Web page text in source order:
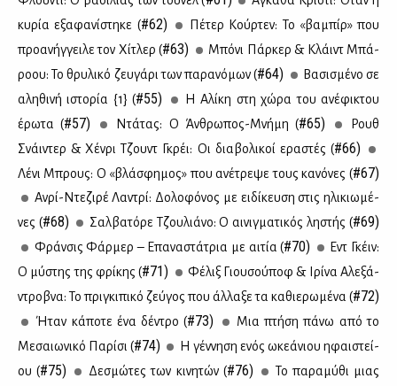
κυ­ρία εξα­φα­νί­στη­κε (#62)
Πέ­τερ Κούρ­τεν: Το «βα­μπίρ» που
προ­α­νήγ­γει­λε τον Χί­τλερ (#63)
Μπό­νι Πάρ­κερ & Κλάιντ Μπά­
ρο­ου: Το θρυ­λι­κό ζευ­γά­ρι των πα­ρα­νό­μων (#64)
Βα­σι­σμέ­νο σε
αλη­θι­νή ιστο­ρία {1} (#55)
Η Αλί­κη στη χώ­ρα του ανέ­φι­κτου
έρω­τα (#57) Ντά­τας: Ο Άν­θρω­πος-Μνή­μη (#65)
Ρουθ
Σνάι­ντερ & Χέν­ρι Τζουντ Γκρέι: Οι δια­βο­λι­κοί ερα­στές (#66)
Λέ­νι Μπρους: Ο «βλά­σφη­μος» που ανέ­τρε­ψε τους κα­νό­νες (#67)
Αν­ρί-Ντε­ζι­ρέ Λα­ντρί: Δο­λο­φό­νος με ει­δί­κευ­ση στις ηλι­κιω­μέ­
νες (#68) Σαλ­βα­τό­ρε Τζου­λιά­νο: Ο αι­νιγ­μα­τι­κός λη­στής (#69)
Φράν­σις Φάρ­μερ – Επα­να­στά­τρια με αι­τία (#70)
Εντ Γκέιν:
Ο μύ­στης της φρί­κης (#71)
Φέ­λιξ Γιου­σού­ποφ & Ιρί­να Αλε­ξά­
ντροβ­να: Το πρι­γκι­πι­κό ζεύ­γος που άλ­λα­ξε τα κα­θιε­ρω­μέ­να (#72)
Ήταν κά­πο­τε ένα δέ­ντρο (#73)
Μια πτή­ση πά­νω από το
Με­σαιω­νι­κό Πα­ρί­σι (#74)
Η γέν­νη­ση ενός ωκε­ά­νιου ηφαι­στεί­
ου (#75) Δε­σμώ­τες των κι­νη­τών (#76)
Το πα­ρα­μύ­θι μιας